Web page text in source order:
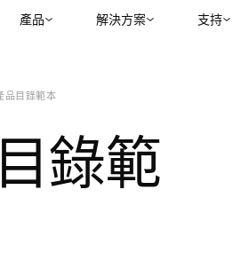
產品 解決方案 支持
品目錄範本
錄範